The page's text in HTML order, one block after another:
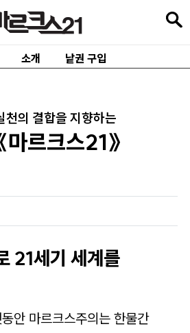
소개 낱권 구입
천의 결합을 지향하는
마르크스21》
21세기 세계를
안 마르크스주의는 한물간